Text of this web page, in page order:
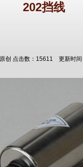
202挡线
原创 点击数：15611 更新时